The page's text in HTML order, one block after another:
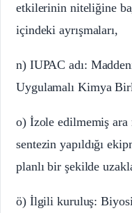
etkilerinin niteliğine
içindeki ayrışmaları,
n) IUPAC adı:
Uygulamalı Kimya
o) İzole edilmemiş ara
sentezin yapıldığı
planlı bir şekilde
ö) İlgili kuruluş: